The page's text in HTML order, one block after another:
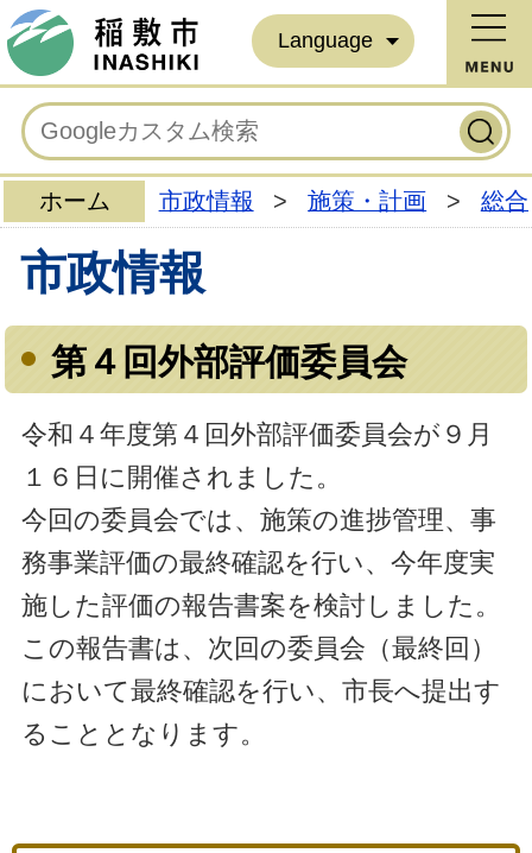
Language
ホーム 市政情報 > 施策・計画 > 総
市政情報
第４回外部評価委員会
令和４年度第４回外部評価委員会が９月
１６日に開催されました。
今回の委員会では、施策の進捗管理、事
務事業評価の最終確認を行い、今年度実
施した評価の報告書案を検討しました。
この報告書は、次回の委員会（最終回）
において最終確認を行い、市長へ提出す
ることとなります。